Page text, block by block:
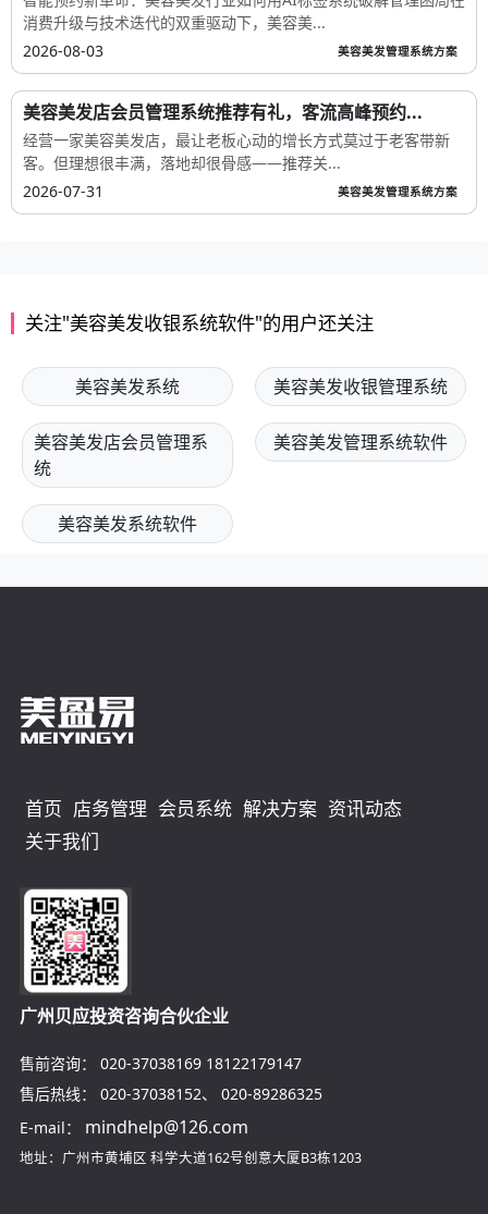
消费升级与技术迭代的双重驱动下，美容美...
2026-08-03
美容美发管理系统方案
美容美发店会员管理系统推荐有礼，客流高峰预约...
经营一家美容美发店，最让老板心动的增长方式莫过于老客带新
客。但理想很丰满，落地却很骨感——推荐关...
2026-07-31
美容美发管理系统方案
关注"美容美发收银系统软件"的用户还关注
美容美发系统 美容美发收银管理系统
美容美发店会员管理系
统
美容美发管理系统软件
美容美发系统软件
首页 店务管理 会员系统 解决方案 资讯动态
关于我们
广州贝应投资咨询合伙企业
售前咨询： 020-37038169 18122179147
售后热线：
020-37038152、 020-89286325
E-mail：
mindhelp@126.com
地址：广州市黄埔区 科学大道162号创意大厦B3栋1203